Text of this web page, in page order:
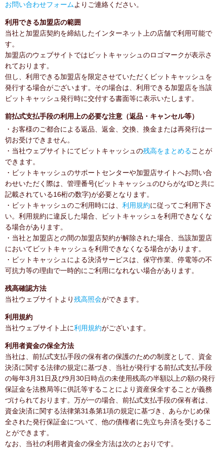
お問い合わせフォームよりご連絡ください。
利用できる加盟店の範囲
当社と加盟店契約を締結したインターネット上の店舗で利用可能で
す。
加盟店のウェブサイトではビットキャッシュのロゴマークが表示さ
れております。
但し、利用できる加盟店を限定させていただくビットキャッシュを
発行する場合がございます。その場合は、利用できる加盟店を当該
ビットキャッシュ発行時に交付する書面等に表示いたします。
前払式支払手段の利用上の必要な注意（返品・キャンセル等）
・お客様のご都合による返品、返金、交換、換金または再発行は一
切お受けできません。
・当社ウェブサイトにてビットキャッシュの残高をまとめることが
できます。
・ビットキャッシュのサポートセンターや加盟店サイトへお問い合
わせいただく際は、管理番号(ビットキャッシュのひらがなIDと共に
記載されている16桁の数字)が必要となります。
・ビットキャッシュのご利用時には、 利用規約に従ってご利用下さ
い。利用規約に違反した場合、ビットキャッシュを利用できなくな
る場合があります。
・当社と加盟店との間の加盟店契約が解除された場合、当該加盟店
においてビットキャッシュを利用できなくなる場合があります。
・ビットキャッシュによる決済サービスは、保守作業、停電等の不
可抗力等の理由で一時的にご利用になれない場合があります。
残高確認方法
当社ウェブサイトより残高照会ができます。
利用規約
当社ウェブサイト上に利用規約がございます。
利用者資金の保全方法
当社は、前払式支払手段の保有者の保護のための制度として、資金
決済に関する法律の規定に基づき、当社が発行する前払式支払手段
の毎年3月31日及び9月30日時点の未使用残高の半額以上の額の発行
保証金を法務局等に供託等することにより資産保全することが義務
づけられております。万が一の場合、前払式支払手段の保有者は、
資金決済に関する法律第31条第1項の規定に基づき、あらかじめ保
全された発行保証金について、他の債権者に先立ち弁済を受けるこ
とができます。
なお、当社の利用者資金の保全方法は次のとおりです。